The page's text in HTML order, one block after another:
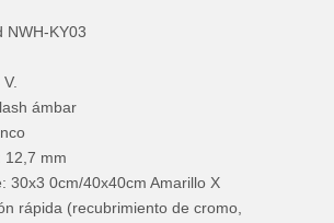
NWH-KY03
ámbar
12,7 mm
30x3 0cm/40x40cm Amarillo X
rápida (recubrimiento de cromo,